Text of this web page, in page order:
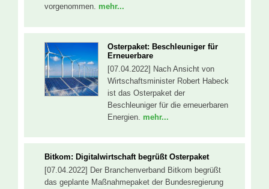
vorgenommen. mehr...
Osterpaket: Beschleuniger für
Erneuerbare
[07.04.2022] Nach Ansicht von
Wirtschaftsminister Robert Habeck
ist das Osterpaket der
Beschleuniger für die erneuerbaren
Energien. mehr...
Bitkom: Digitalwirtschaft begrüßt Osterpaket
[07.04.2022] Der Branchenverband Bitkom begrüßt
das geplante Maßnahmepaket der Bundesregierung